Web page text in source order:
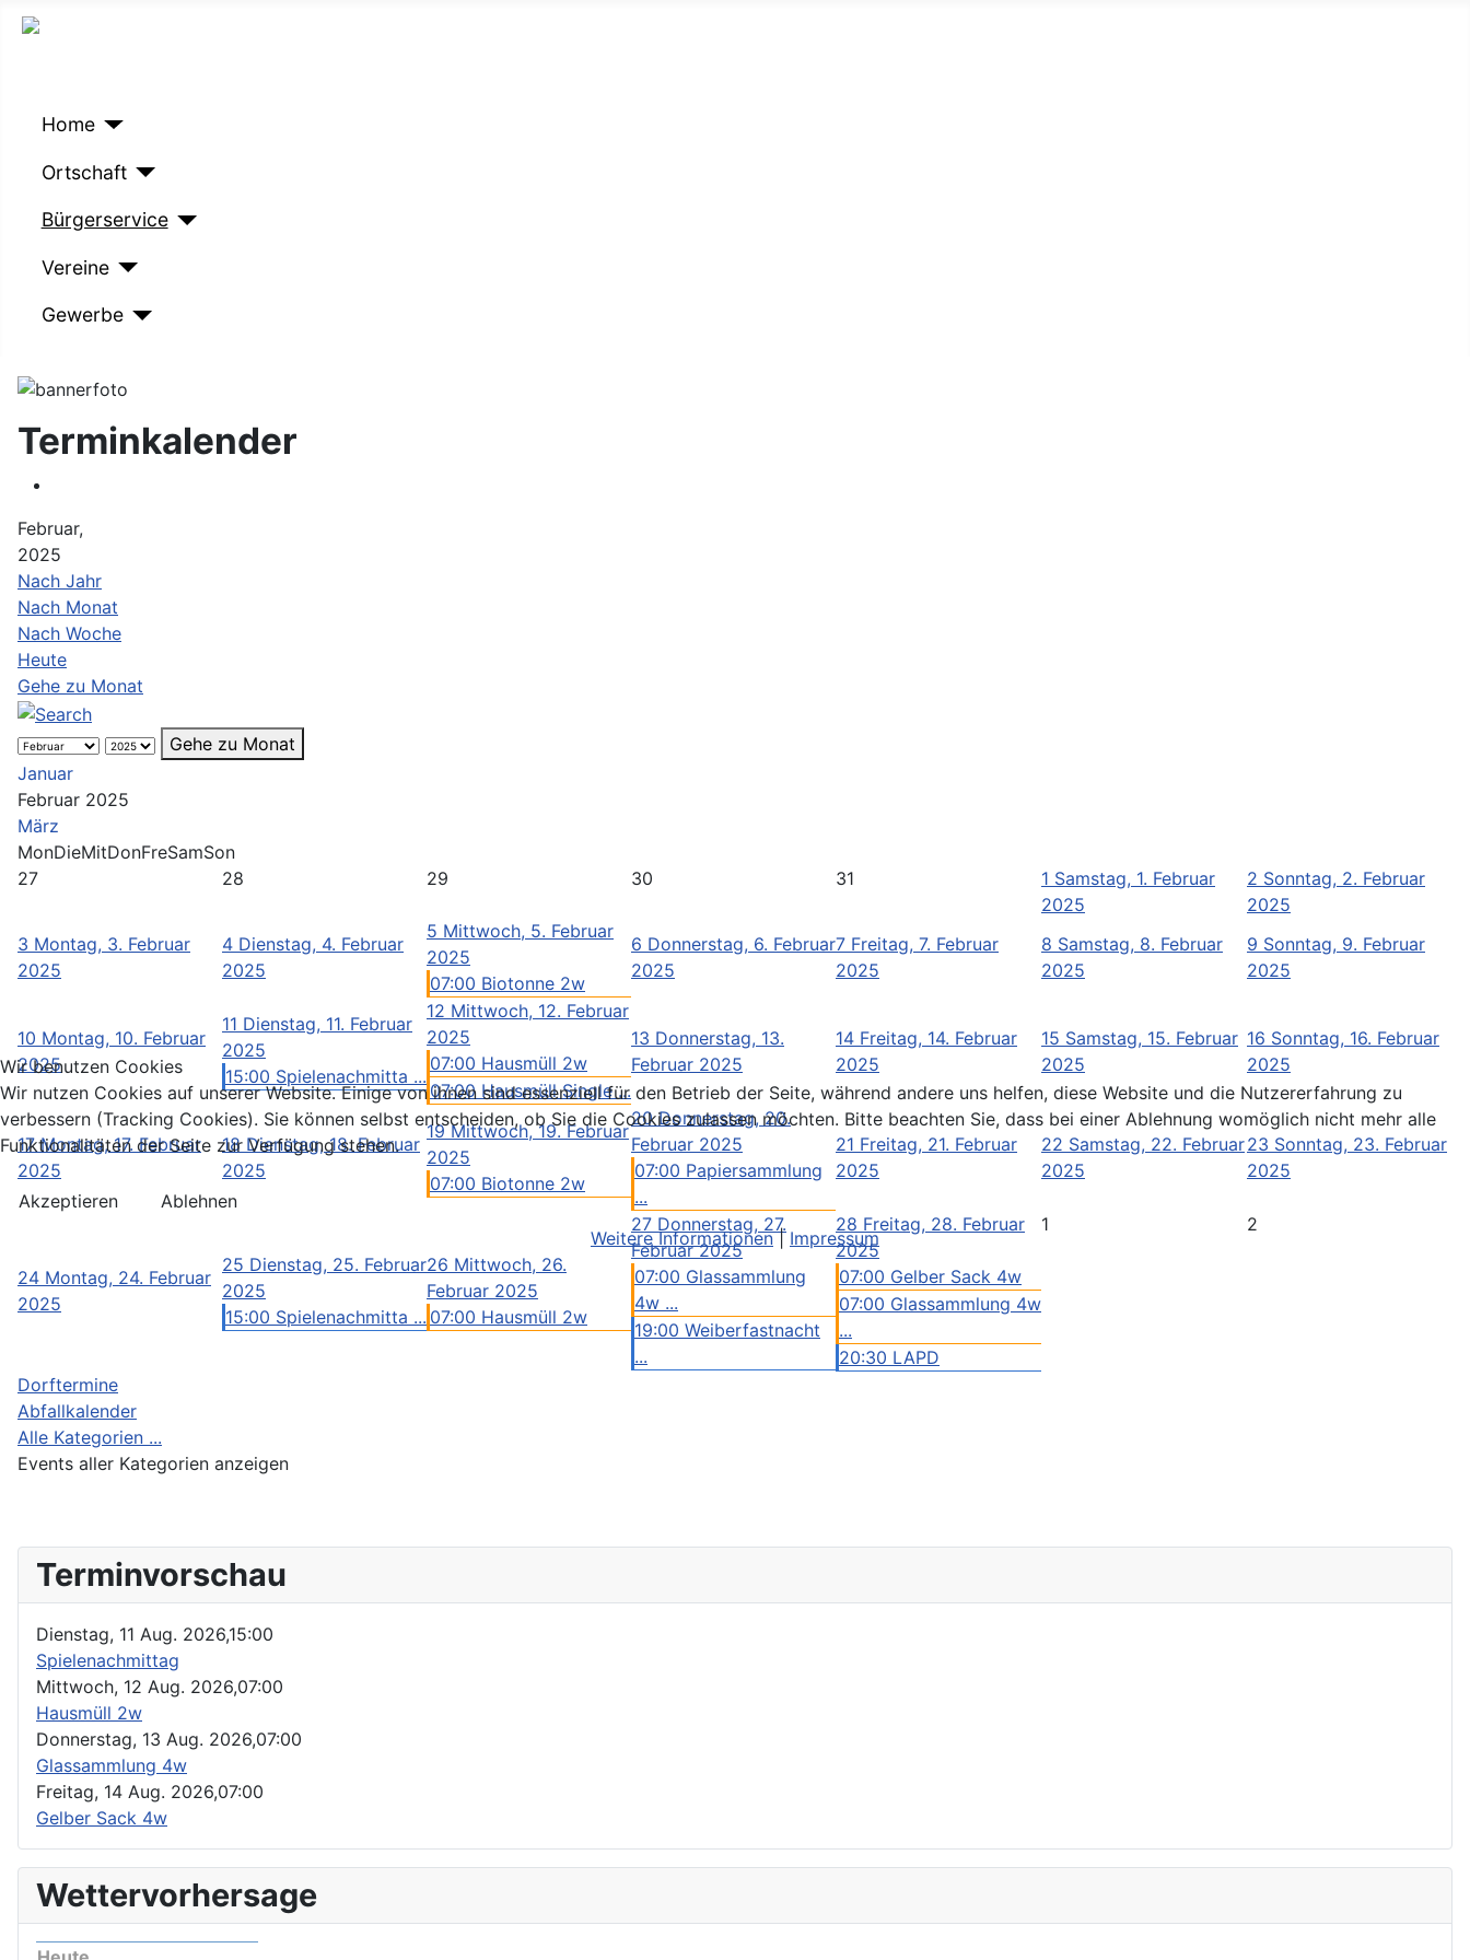
Home
Ortschaft
Bürgerservice
Vereine
Gewerbe
Terminkalender
Februar,
2025
Nach Jahr
Nach Monat
Nach Woche
Heute
Gehe zu Monat
Gehe zu Monat
Januar
Februar 2025
März
MonDieMitDonFreSamSon
27
28 29 30 31 1 Samstag, 1. Februar
2025
2 Sonntag, 2. Februar
2025
3 Montag, 3. Februar
2025
4 Dienstag, 4. Februar
2025
5 Mittwoch, 5. Februar
2025
07:00 Biotonne 2w
6 Donnerstag, 6. Februar
2025
7 Freitag, 7. Februar
2025
8 Samstag, 8. Februar
2025
9 Sonntag, 9. Februar
2025
10 Montag, 10. Februar
2025
11 Dienstag, 11. Februar
2025
15:00 Spielenachmitta ...
12 Mittwoch, 12. Februar
2025
07:00 Hausmüll 2w
07:00 Hausmüll Single ...
13 Donnerstag, 13.
Februar 2025
14 Freitag, 14. Februar
2025
15 Samstag, 15. Februar
2025
16 Sonntag, 16. Februar
2025
17 Montag, 17. Februar
2025
18 Dienstag, 18. Februar
2025
19 Mittwoch, 19. Februar
2025
07:00 Biotonne 2w
20 Donnerstag, 20.
Februar 2025
07:00 Papiersammlung
...
21 Freitag, 21. Februar
2025
22 Samstag, 22. Februar
2025
23 Sonntag, 23. Februar
2025
24 Montag, 24. Februar
2025
25 Dienstag, 25. Februar
2025
15:00 Spielenachmitta ...
26 Mittwoch, 26.
Februar 2025
07:00 Hausmüll 2w
27 Donnerstag, 27.
Februar 2025
07:00 Glassammlung
4w ...
19:00 Weiberfastnacht
...
28 Freitag, 28. Februar
2025
07:00 Gelber Sack 4w
07:00 Glassammlung 4w
...
20:30 LAPD
1 2
Dorftermine
Abfallkalender
Alle Kategorien ...
Events aller Kategorien anzeigen
Terminvorschau
Dienstag, 11 Aug. 2026,15:00
Spielenachmittag
Mittwoch, 12 Aug. 2026,07:00
Hausmüll 2w
Donnerstag, 13 Aug. 2026,07:00
Glassammlung 4w
Freitag, 14 Aug. 2026,07:00
Gelber Sack 4w
Wettervorhersage
Wir benutzen Cookies
Wir nutzen Cookies auf unserer Website. Einige von ihnen sind essenziell für den Betrieb der Seite, während andere uns helfen, diese Website und die Nutzererfahrung zu
verbessern (Tracking Cookies). Sie können selbst entscheiden, ob Sie die Cookies zulassen möchten. Bitte beachten Sie, dass bei einer Ablehnung womöglich nicht mehr alle
Funktionalitäten der Seite zur Verfügung stehen.
Akzeptieren
Ablehnen
Weitere Informationen| Impressum